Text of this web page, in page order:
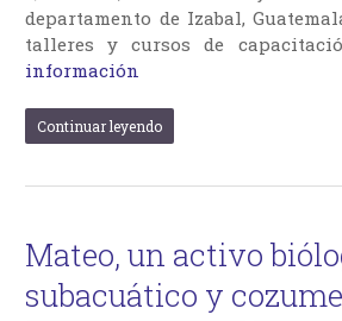
departamento de Izabal,
talleres y cursos de
información
Continuar leyendo
Mateo, un activo
subacuático y